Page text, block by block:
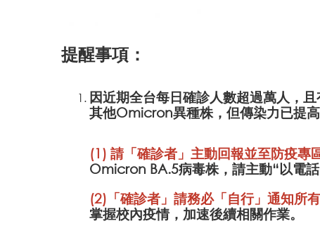
提醒事項：
因近期全台每日確診人數超過萬人，
其他Omicron異種株，但傳染力已提
(1) 請「確診者」主動回報並至防疫專
Omicron BA.5病毒株，請主動“以電話
(2)「確診者」請務必「自行」通知所
掌握校內疫情，加速後續相關作業。